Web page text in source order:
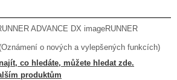
ADVANCE DX imageRUNNER
o nových a vylepšených funkcích)
co hledáte, můžete hledat zde.
produktům